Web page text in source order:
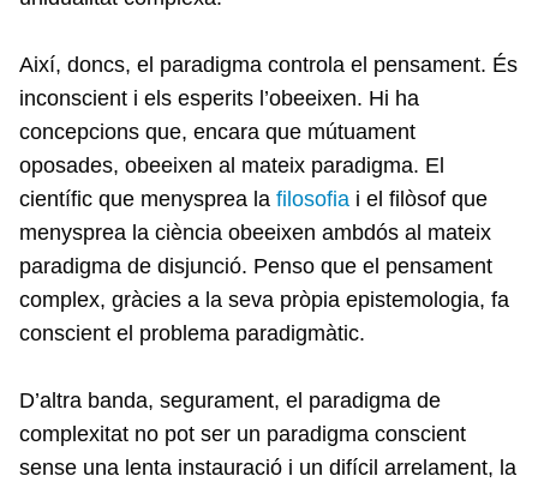
Així, doncs, el paradigma controla el pensament. És
inconscient i els esperits l’obeeixen. Hi ha
concepcions que, encara que mútuament
oposades, obeeixen al mateix paradigma. El
científic que menysprea la filosofia i el filòsof que
menysprea la ciència obeeixen ambdós al mateix
paradigma de disjunció. Penso que el pensament
complex, gràcies a la seva pròpia epistemologia, fa
conscient el problema paradigmàtic.
D’altra banda, segurament, el paradigma de
complexitat no pot ser un paradigma conscient
sense una lenta instauració i un difícil arrelament, la